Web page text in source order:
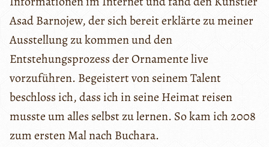
Asad Barnojew, der sich bereit erklärte zu meiner
Ausstellung zu kommen und den
Entstehungsprozess der Ornamente live
vorzuführen. Begeistert von seinem Talent
beschloss ich, dass ich in seine Heimat reisen
musste um alles selbst zu lernen. So kam ich 2008
zum ersten Mal nach Buchara.